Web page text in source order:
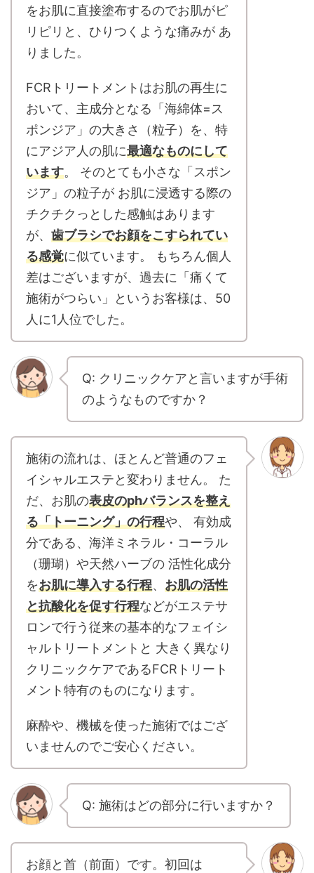
をお肌に直接塗布するのでお肌がピ
リピリと、ひりつくような痛みが あ
りました。
FCRトリートメントはお肌の再生に
おいて、主成分となる「海綿体=ス
ポンジア」の大きさ（粒子）を、特
にアジア人の肌に最適なものにして
います。 そのとても小さな「スポン
ジア」の粒子が お肌に浸透する際の
チクチクっとした感触はあります
が、 歯ブラシでお顔をこすられてい
る感覚に似ています。 もちろん個人
差はございますが、過去に「痛くて
施術がつらい」というお客様は、50
人に1人位でした。
Q: クリニックケアと言いますが手術
のようなものですか？
施術の流れは、ほとんど普通のフェ
イシャルエステと変わりません。 た
だ、お肌の表皮のphバランスを整え
る「トーニング」の行程や、 有効成
分である、海洋ミネラル・コーラル
（珊瑚）や天然ハーブの 活性化成分
をお肌に導入する行程、 お肌の活性
と抗酸化を促す行程などがエステサ
ロンで行う従来の基本的なフェイシ
ャルトリートメントと 大きく異なり
クリニックケアであるFCRトリート
メント特有のものになります。
麻酔や、機械を使った施術ではござ
いませんのでご安心ください。
Q: 施術はどの部分に行いますか？
お顔と首（前面）です。初回は